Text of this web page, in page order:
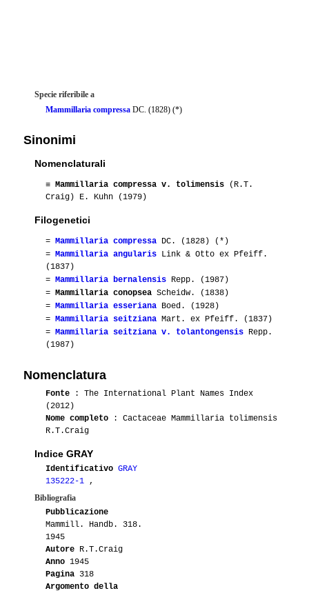
Specie riferibile a
Mammillaria compressa DC. (1828) (*)
Sinonimi
Nomenclaturali
≡ Mammillaria compressa v. tolimensis (R.T.
Craig) E. Kuhn (1979)
Filogenetici
= Mammillaria compressa DC. (1828) (*)
= Mammillaria angularis Link & Otto ex Pfeiff.
(1837)
= Mammillaria bernalensis Repp. (1987)
= Mammillaria conopsea Scheidw. (1838)
= Mammillaria esseriana Boed. (1928)
= Mammillaria seitziana Mart. ex Pfeiff. (1837)
= Mammillaria seitziana v. tolantongensis Repp.
(1987)
Nomenclatura
Fonte : The International Plant Names Index
(2012)
Nome completo : Cactaceae Mammillaria tolimensis
R.T.Craig
Indice GRAY
Identificativo GRAY
135222-1 ,
Bibliografia
Pubblicazione
Mammill. Handb. 318.
1945
Autore R.T.Craig
Anno 1945
Pagina 318
Argomento della